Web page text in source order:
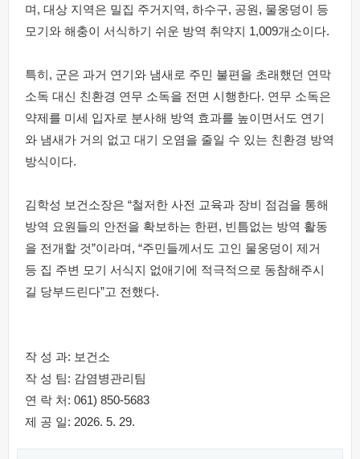
며, 대상 지역은 밀집 주거지역, 하수구, 공원, 물웅덩이 등
모기와 해충이 서식하기 쉬운 방역 취약지 1,009개소이다.
특히, 군은 과거 연기와 냄새로 주민 불편을 초래했던 연막
소독 대신 친환경 연무 소독을 전면 시행한다. 연무 소독은
약제를 미세 입자로 분사해 방역 효과를 높이면서도 연기
와 냄새가 거의 없고 대기 오염을 줄일 수 있는 친환경 방역
방식이다.
김학성 보건소장은 “철저한 사전 교육과 장비 점검을 통해
방역 요원들의 안전을 확보하는 한편, 빈틈없는 방역 활동
을 전개할 것”이라며, “주민들께서도 고인 물웅덩이 제거
등 집 주변 모기 서식지 없애기에 적극적으로 동참해주시
길 당부드린다”고 전했다.
작 성 과: 보건소
작 성 팀: 감염병관리팀
연 락 처: 061) 850-5683
제 공 일: 2026. 5. 29.